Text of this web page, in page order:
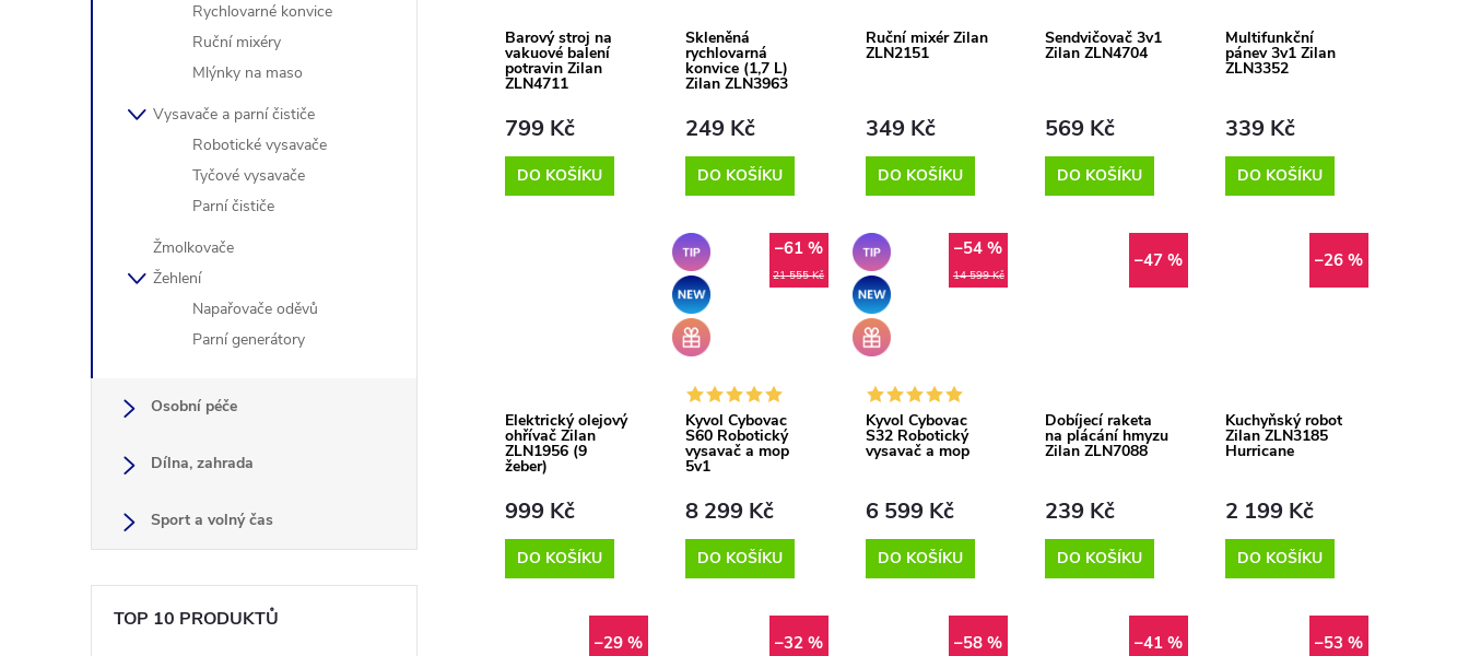
Rychlovarné konvice
Ruční mixéry
Mlýnky na maso
Vysavače a parní čističe
Robotické vysavače
Tyčové vysavače
Parní čističe
Žmolkovače
Žehlení
Napařovače oděvů
Parní generátory
Osobní péče
Dílna, zahrada
Sport a volný čas
TOP 10 PRODUKTŮ
Barový stroj na
vakuové balení
potravin Zilan
ZLN4711
799 Kč
DO KOŠÍKU
Skleněná
rychlovarná
konvice (1,7 L)
Zilan ZLN3963
249 Kč
DO KOŠÍKU
Ruční mixér Zilan
ZLN2151
349 Kč
DO KOŠÍKU
Sendvičovač 3v1
Zilan ZLN4704
569 Kč
DO KOŠÍKU
Multifunkční
pánev 3v1 Zilan
ZLN3352
339 Kč
DO KOŠÍKU
Elektrický olejový
ohřívač Zilan
ZLN1956 (9
žeber)
999 Kč
DO KOŠÍKU
Tip
Akce
+
Dárek
zdarma
21 555 Kč
–61 %
Kyvol Cybovac
S60 Robotický
vysavač a mop
5v1
8 299 Kč
DO KOŠÍKU
Tip
Akce
+
Dárek
zdarma
14 599 Kč
–54 %
Kyvol Cybovac
S32 Robotický
vysavač a mop
6 599 Kč
DO KOŠÍKU
–47 %
Dobíjecí raketa
na plácání hmyzu
Zilan ZLN7088
239 Kč
DO KOŠÍKU
–26 %
Kuchyňský robot
Zilan ZLN3185
Hurricane
2 199 Kč
DO KOŠÍKU
–29 % –32 % –58 % –41 % –53 %